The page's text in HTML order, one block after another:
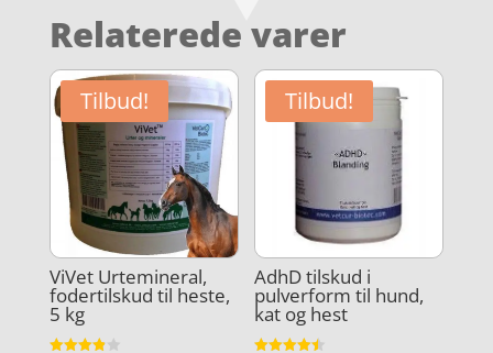
Relaterede varer
Tilbud!
ViVet Urtemineral,
fodertilskud til heste,
5 kg
Tilbud!
AdhD tilskud i
pulverform til hund,
kat og hest